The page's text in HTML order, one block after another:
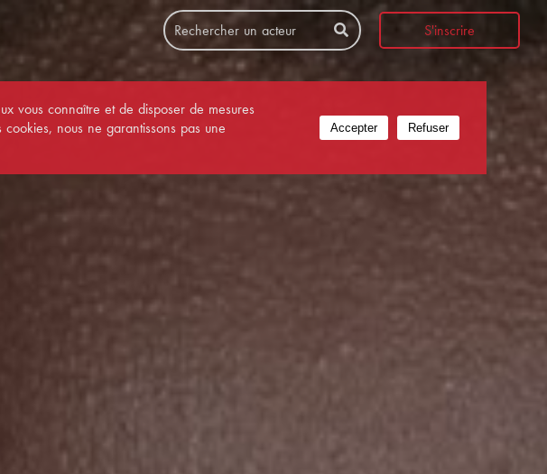
Rechercher un acteur S'inscrire
vous connaître et de disposer de mesures
cookies, nous ne garantissons pas une
Accepter Refuser